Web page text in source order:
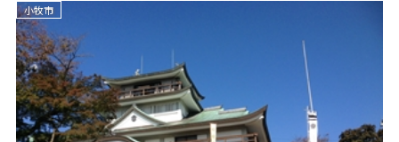
小牧市